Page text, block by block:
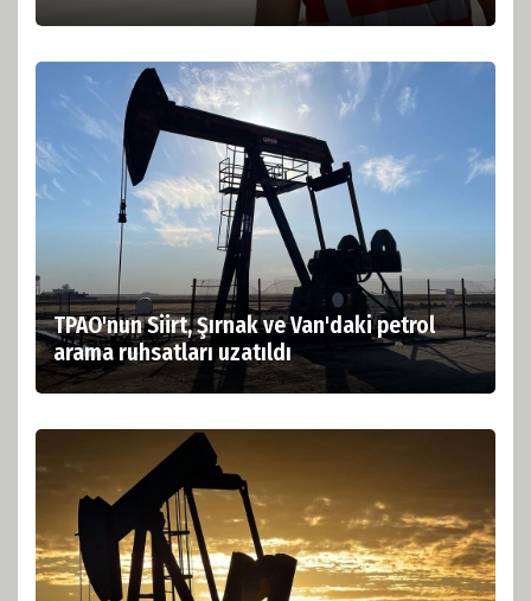
TPAO'nun Siirt, Şırnak ve Van'daki petrol
arama ruhsatları uzatıldı